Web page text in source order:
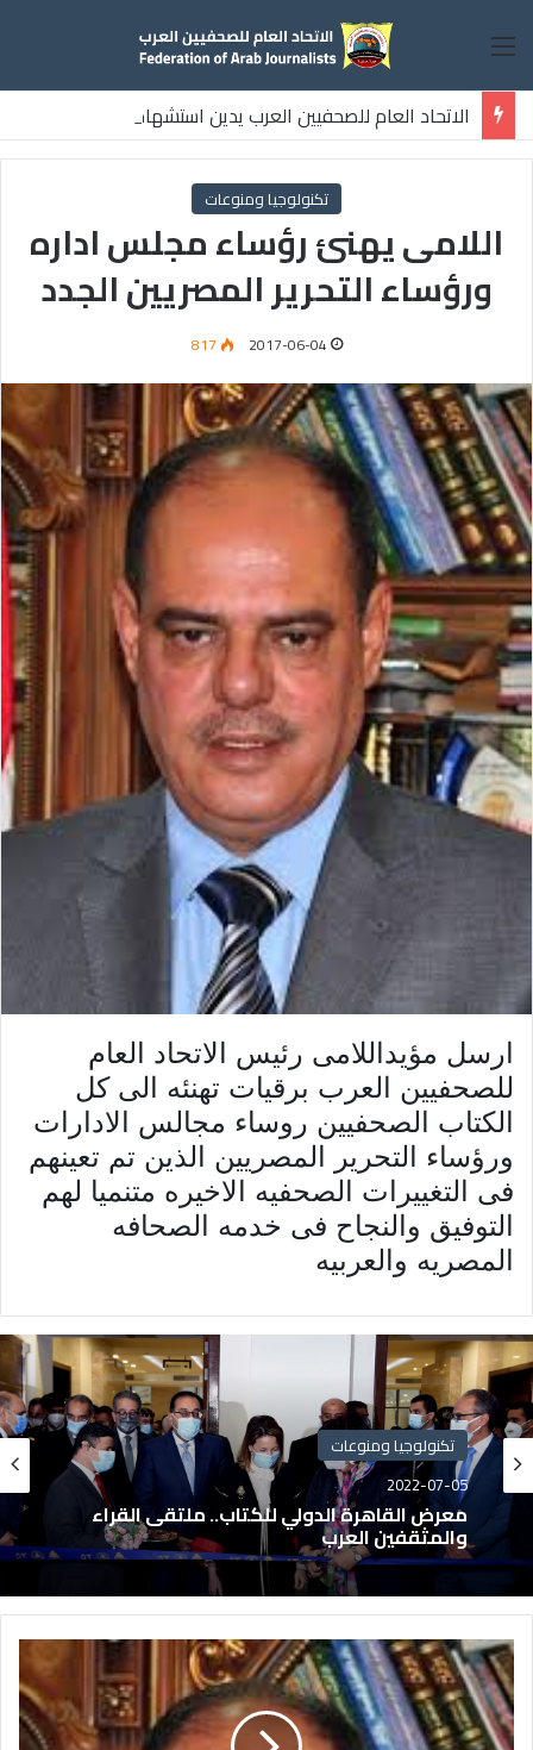
القائمة
الاتحاد العام للصحفيين العرب يدين استشهاد
ثلاثة صحفيين فلسطينيين باستهداف إسرائيلي وسط قطاع غزة
تكنولوجيا ومنوعات
اللامى يهنئ رؤساء مجلس اداره
ورؤساء التحرير المصريين الجدد
2017-06-04
817
المصريه والعربيه
تكنولوجيا ومنوعات
2022-07-05
معرض القاهرة الدولي للكتاب.. ملتقى القراء
والمثقفين العرب